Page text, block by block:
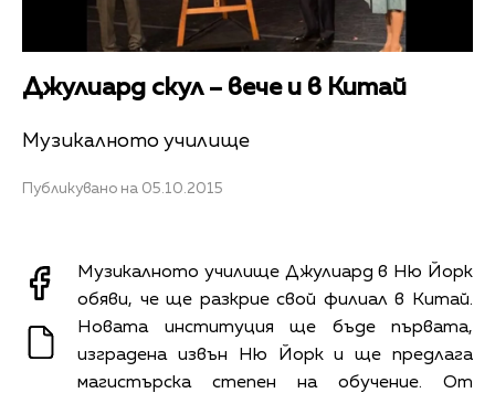
Джулиард скул – вече и в Китай
Музикалното училище
Публикувано на 05.10.2015
Музикалното училище Джулиард в Ню Йорк
обяви, че ще разкрие свой филиал в Китай.
Новата институция ще бъде първата,
изградена извън Ню Йорк и ще предлага
магистърска степен на обучение. От